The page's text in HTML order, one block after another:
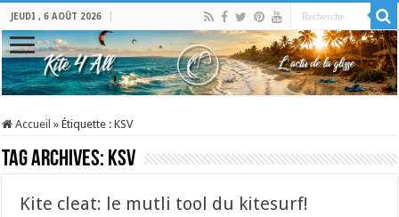
JEUDI , 6 AOÛT 2026
Accueil » Étiquette :KSV
Tag Archives: KSV
Kite cleat: le mutli tool du kitesurf!